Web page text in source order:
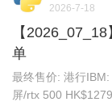
2026-7-18
【
单
最终售价: 港行
屏/rtx 500 HK$1279